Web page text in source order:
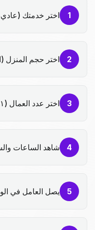
1 اختر خدمتك
2 اختر حجم المنزل
3 اختر عدد العمال (١-٣)
4 شاهد الساعات
5 يصل العامل في